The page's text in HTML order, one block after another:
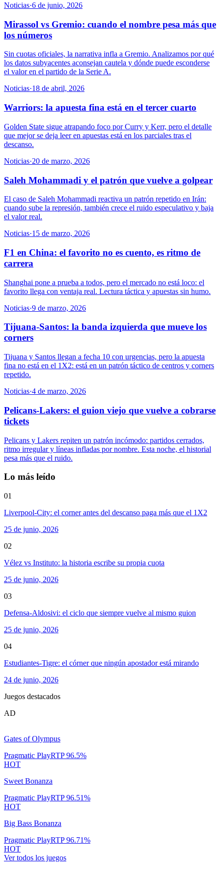
Noticias·6 de junio, 2026
Mirassol vs Gremio: cuando el nombre pesa más que
los números
Sin cuotas oficiales, la narrativa infla a Gremio. Analizamos por qué
los datos subyacentes aconsejan cautela y dónde puede esconderse
el valor en el partido de la Serie A.
Noticias·18 de abril, 2026
Warriors: la apuesta fina está en el tercer cuarto
Golden State sigue atrapando foco por Curry y Kerr, pero el detalle
que mejor se deja leer en apuestas está en los parciales tras el
descanso.
Noticias·20 de marzo, 2026
Saleh Mohammadi y el patrón que vuelve a golpear
El caso de Saleh Mohammadi reactiva un patrón repetido en Irán:
cuando sube la represión, también crece el ruido especulativo y baja
el valor real.
Noticias·15 de marzo, 2026
F1 en China: el favorito no es cuento, es ritmo de
carrera
Shanghai pone a prueba a todos, pero el mercado no está loco: el
favorito llega con ventaja real. Lectura táctica y apuestas sin humo.
Noticias·9 de marzo, 2026
Tijuana-Santos: la banda izquierda que mueve los
corners
Tijuana y Santos llegan a fecha 10 con urgencias, pero la apuesta
fina no está en el 1X2: está en un patrón táctico de centros y corners
repetido.
Noticias·4 de marzo, 2026
Pelicans-Lakers: el guion viejo que vuelve a cobrarse
tickets
Pelicans y Lakers repiten un patrón incómodo: partidos cerrados,
ritmo irregular y líneas infladas por nombre. Esta noche, el historial
pesa más que el ruido.
Lo más leído
01
Liverpool-City: el corner antes del descanso paga más que el 1X2
25 de junio, 2026
02
Vélez vs Instituto: la historia escribe su propia cuota
25 de junio, 2026
03
Defensa-Aldosivi: el ciclo que siempre vuelve al mismo guion
25 de junio, 2026
04
Estudiantes-Tigre: el córner que ningún apostador está mirando
24 de junio, 2026
Juegos destacados
AD
Gates of Olympus
Pragmatic PlayRTP96.5%
HOT
Sweet Bonanza
Pragmatic PlayRTP96.51%
HOT
Big Bass Bonanza
Pragmatic PlayRTP96.71%
HOT
Ver todos los juegos